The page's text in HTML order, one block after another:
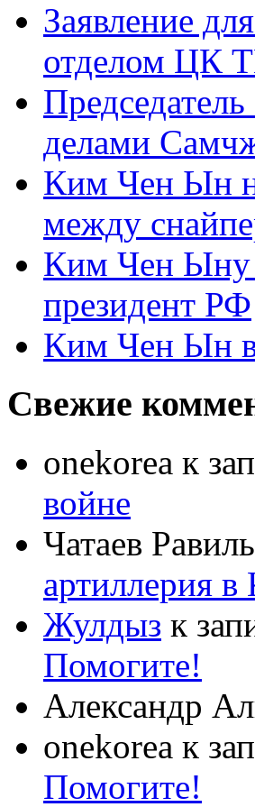
Заявление
отделом ЦК
делами
Ким Чен Ын
между
Ким Чен Ыну
президент РФ
Ким Чен Ын
Свежие
onekorea к
войне
Чатаев
артиллерия
Жулдыз к
Помогите!
Александр
onekorea к
Помогите!